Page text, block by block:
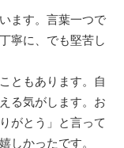
ます。言葉一つで
寧に、でも堅苦し
ともあります。自
る気がします。お
がとう」と言って
しかったです。